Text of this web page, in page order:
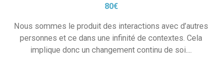
80€
Nous sommes le produit des interactions avec d’autres
personnes et ce dans une infinité de contextes. Cela
implique donc un changement continu de soi....